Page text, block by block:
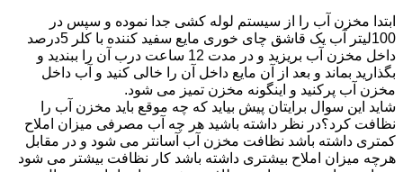
ابتدا مخزن آب را از سیستم لوله کشی جدا نموده و سپس در
100لیتر آب یک قاشق چای خوری مایع سفید کننده با کلر 5درصد
داخل مخزن آب بریزید و در مدت 12 ساعت درب آن را ببندید و
بگذارید بماند و بعد از آن مایع داخل آن را خالی کنید و آب داخل
مخزن آب پرکنید و اینگونه مخزن تمیز می شود.
شاید این سوال برایتان پیش بیاید که چه موقع باید مخزن آب را
نظافت کرد؟در نظر داشته باشید هر چه آب مصرفی میزان املاح
کمتری داشته باشد نظافت مخزن آب آسانتر می شود و در مقابل
هرچه میزان املاح بیشتری داشته باشد کار نظافت بیشتر می شود